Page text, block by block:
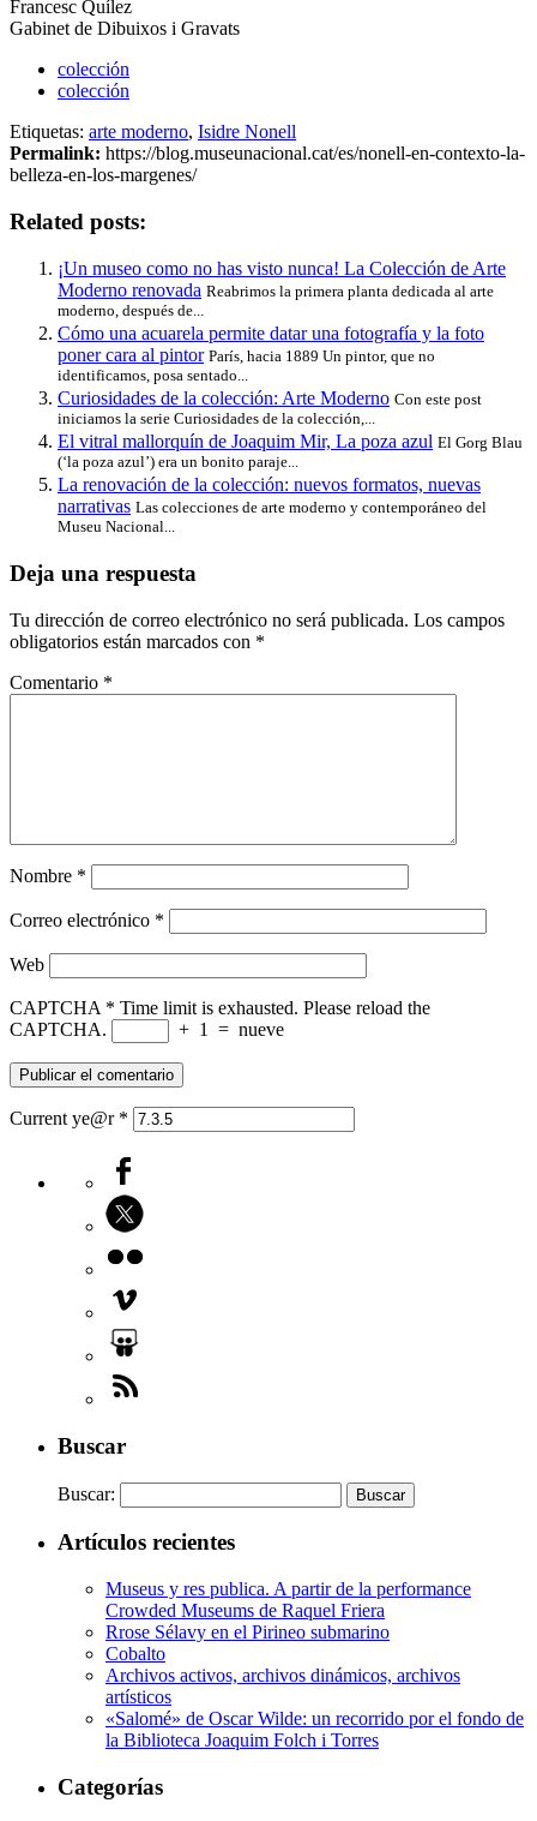
Francesc Quílez
Gabinet de Dibuixos i Gravats
colección
colección
Etiquetas: arte moderno, Isidre Nonell
Permalink: https://blog.museunacional.cat/es/nonell-en-contexto-la-
belleza-en-los-margenes/
Related posts:
¡Un museo como no has visto nunca! La Colección de Arte
Moderno renovada Reabrimos la primera planta dedicada al arte
moderno, después de...
Cómo una acuarela permite datar una fotografía y la foto
poner cara al pintor París, hacia 1889 Un pintor, que no
identificamos, posa sentado...
Curiosidades de la colección: Arte Moderno Con este post
iniciamos la serie Curiosidades de la colección,...
El vitral mallorquín de Joaquim Mir, La poza azul El Gorg Blau
(‘la poza azul’) era un bonito paraje...
La renovación de la colección: nuevos formatos, nuevas
narrativas Las colecciones de arte moderno y contemporáneo del
Museu Nacional...
Deja una respuesta
Tu dirección de correo electrónico no será publicada. Los campos
obligatorios están marcados con *
Comentario *
Nombre *
Correo electrónico *
Web
CAPTCHA * Time limit is exhausted. Please reload the
CAPTCHA.
+ 1 = nueve
Current ye@r *
Buscar
Buscar:
Artículos recientes
Museus y res publica. A partir de la performance
Crowded Museums de Raquel Friera
Rrose Sélavy en el Pirineo submarino
Cobalto
Archivos activos, archivos dinámicos, archivos
artísticos
«Salomé» de Oscar Wilde: un recorrido por el fondo de
la Biblioteca Joaquim Folch i Torres
Categorías